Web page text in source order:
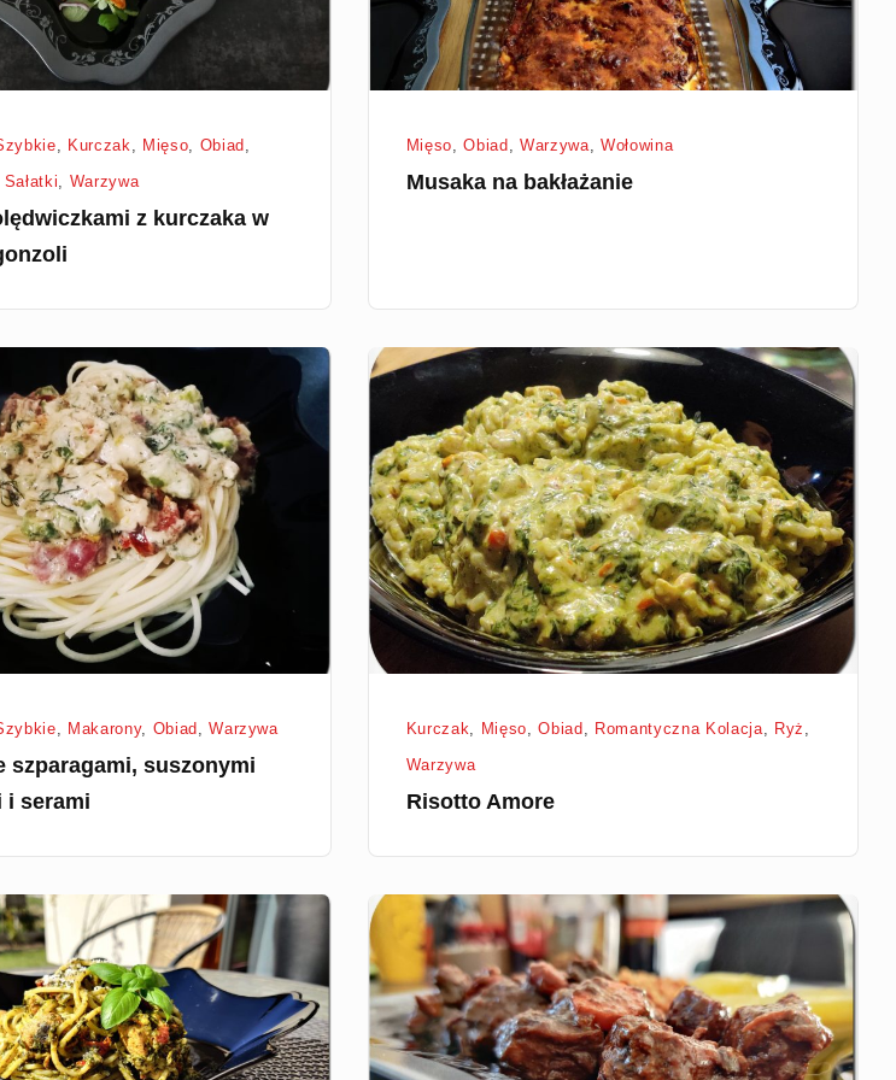
Kurczak Mięso Obiad
Warzywa
z kurczaka w
Mięso ,Obiad ,Warzywa ,Wołowina
Musaka na bakłażanie
Makarony, Obiad ,Warzywa
szparagami, suszonymi
i serami
Risotto
Kurczak Mięso ,Obiad Romantyczna Kolacja Ryż
Warzywa
Risotto Amore
Wołowina
po
burgundzku